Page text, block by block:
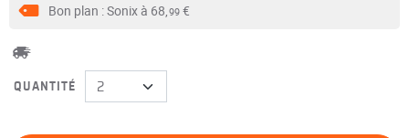
Bon plan : Sonix à 68,99€
QUANTITÉ